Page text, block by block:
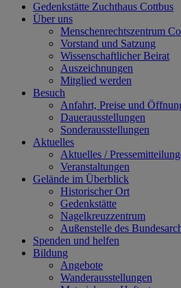
Gedenkstätte Zuchthaus Cottbus
Über uns
Menschenrechtszentrum
Vorstand und Satzung
Wissenschaftlicher Beirat
Auszeichnungen
Mitglied werden
Besuch
Anfahrt, Preise und
Dauerausstellungen
Sonderausstellungen
Aktuelles
Aktuelles /
Veranstaltungen
Gelände im Überblick
Historischer Ort
Gedenkstätte
Nagelkreuzzentrum
Außenstelle des
Spenden und helfen
Bildung
Angebote
Wanderausstellungen